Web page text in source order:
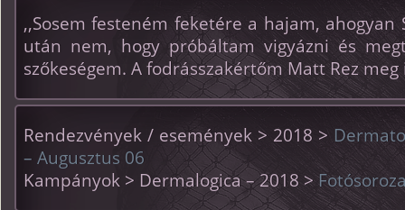
,,Sosem festeném feketére a hajam, ahogyan
után nem, hogy próbáltam vigyázni és
szőkeségem. A fodrásszakértőm Matt Rez meg
Rendezvények / események > 2018 >
– Augusztus 06
Kampányok > Dermalogica – 2018 >